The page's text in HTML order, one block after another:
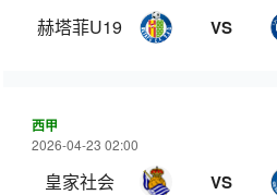
赫塔菲U19 VS
西甲
2026-04-23 02:00
皇家社会 VS